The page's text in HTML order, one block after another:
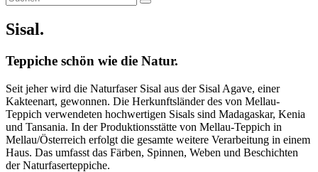
Sisal.
Teppiche schön wie die Natur.
Seit jeher wird die Naturfaser Sisal aus der Sisal Agave, einer
Kakteenart, gewonnen. Die Herkunftsländer des von Mellau-
Teppich verwendeten hochwertigen Sisals sind Madagaskar, Kenia
und Tansania. In der Produktionsstätte von Mellau-Teppich in
Mellau/Österreich erfolgt die gesamte weitere Verarbeitung in einem
Haus. Das umfasst das Färben, Spinnen, Weben und Beschichten
der Naturfaserteppiche.